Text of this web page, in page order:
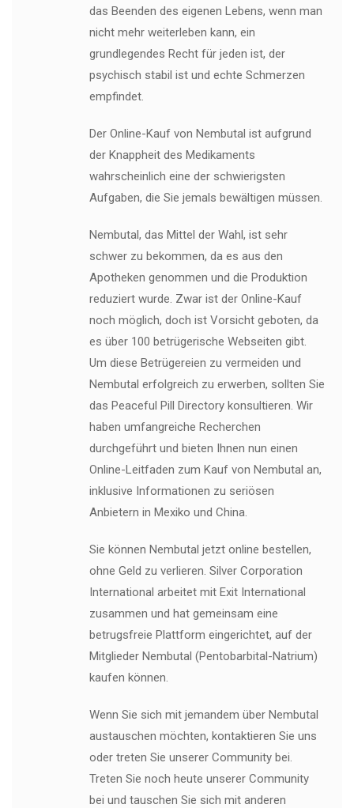
das Beenden des eigenen Lebens, wenn man
nicht mehr weiterleben kann, ein
grundlegendes Recht für jeden ist, der
psychisch stabil ist und echte Schmerzen
empfindet.
Der Online-Kauf von Nembutal ist aufgrund
der Knappheit des Medikaments
wahrscheinlich eine der schwierigsten
Aufgaben, die Sie jemals bewältigen müssen.
Nembutal, das Mittel der Wahl, ist sehr
schwer zu bekommen, da es aus den
Apotheken genommen und die Produktion
reduziert wurde. Zwar ist der Online-Kauf
noch möglich, doch ist Vorsicht geboten, da
es über 100 betrügerische Webseiten gibt.
Um diese Betrügereien zu vermeiden und
Nembutal erfolgreich zu erwerben, sollten Sie
das Peaceful Pill Directory konsultieren. Wir
haben umfangreiche Recherchen
durchgeführt und bieten Ihnen nun einen
Online-Leitfaden zum Kauf von Nembutal an,
inklusive Informationen zu seriösen
Anbietern in Mexiko und China.
Sie können Nembutal jetzt online bestellen,
ohne Geld zu verlieren. Silver Corporation
International arbeitet mit Exit International
zusammen und hat gemeinsam eine
betrugsfreie Plattform eingerichtet, auf der
Mitglieder Nembutal (Pentobarbital-Natrium)
kaufen können.
Wenn Sie sich mit jemandem über Nembutal
austauschen möchten, kontaktieren Sie uns
oder treten Sie unserer Community bei.
Treten Sie noch heute unserer Community
bei und tauschen Sie sich mit anderen